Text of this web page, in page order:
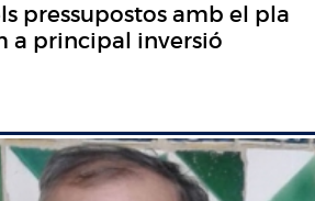
pressupostos amb el pla
a principal inversió